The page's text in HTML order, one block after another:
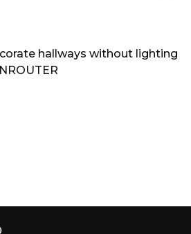
hallways without lighting